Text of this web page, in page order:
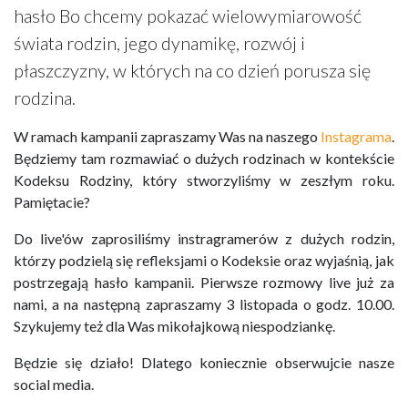
hasło Bo chcemy pokazać wielowymiarowość
świata rodzin, jego dynamikę, rozwój i
płaszczyzny, w których na co dzień porusza się
rodzina.
W ramach kampanii zapraszamy Was na naszego Instagrama.
Będziemy tam rozmawiać o dużych rodzinach w kontekście
Kodeksu Rodziny, który stworzyliśmy w zeszłym roku.
Pamiętacie?
Do live'ów zaprosiliśmy instragramerów z dużych rodzin,
którzy podzielą się refleksjami o Kodeksie oraz wyjaśnią, jak
postrzegają hasło kampanii. Pierwsze rozmowy live już za
nami, a na następną zapraszamy 3 listopada o godz. 10.00.
Szykujemy też dla Was mikołajkową niespodziankę.
Będzie się działo! Dlatego koniecznie obserwujcie nasze
social media.